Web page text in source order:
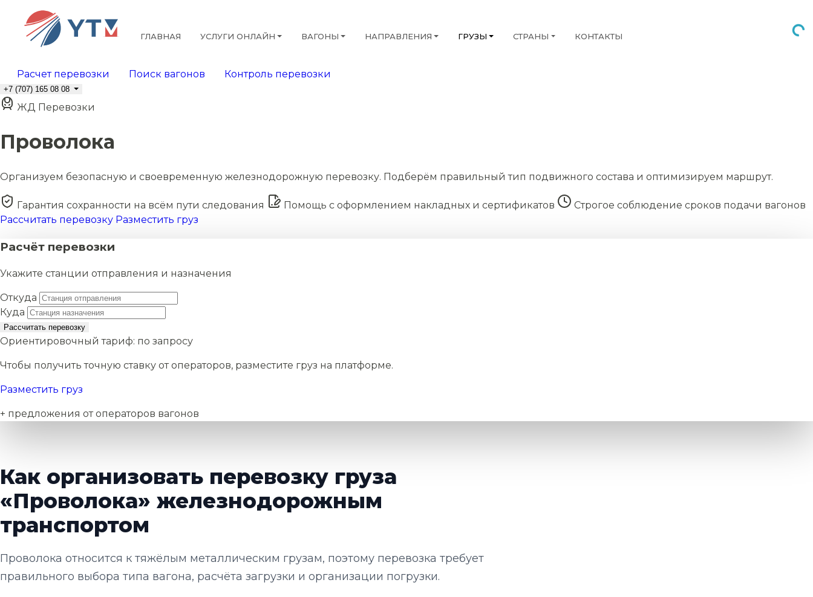
ГЛАВНАЯ УСЛУГИ ОНЛАЙН ВАГОНЫ НАПРАВЛЕНИЯ ГРУЗЫ СТРАНЫ КОНТАКТЫ
Расчет перевозки Поиск вагонов Контроль перевозки
+7 (707) 165 08 08
ЖД Перевозки
Проволока
Организуем безопасную и своевременную железнодорожную перевозку. Подберём правильный тип подвижного состава и оптимизируем маршрут.
Гарантия сохранности на всём пути следования Помощь с оформлением накладных и сертификатов
Строгое соблюдение сроков подачи вагонов
Рассчитать перевозку Разместить груз
Расчёт перевозки
Укажите станции отправления и назначения
Откуда
Куда
Рассчитать перевозку
Ориентировочный тариф: по запросу
Чтобы получить точную ставку от операторов, разместите груз на платформе.
Разместить груз
+ предложения от операторов вагонов
Как организовать перевозку груза
«Проволока» железнодорожным
транспортом
Проволока относится к тяжёлым металлическим грузам, поэтому перевозка требует
правильного выбора типа вагона, расчёта загрузки и организации погрузки.